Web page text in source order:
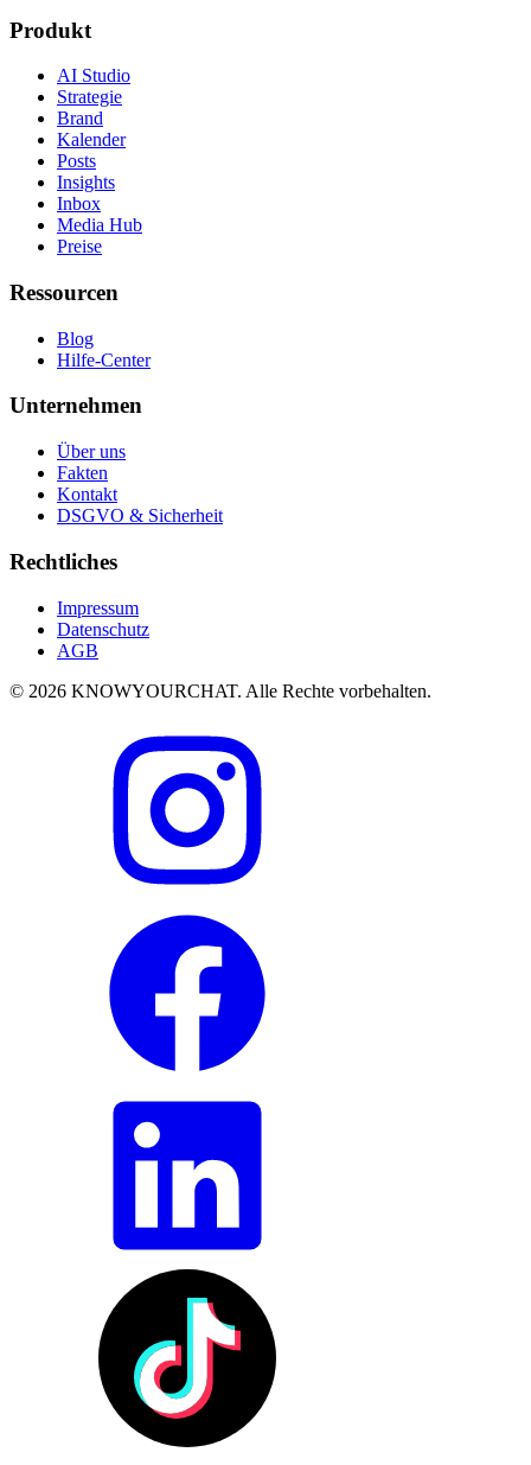
Produkt
AI Studio
Strategie
Brand
Kalender
Posts
Insights
Inbox
Media Hub
Preise
Ressourcen
Blog
Hilfe-Center
Unternehmen
Über uns
Fakten
Kontakt
DSGVO & Sicherheit
Rechtliches
Impressum
Datenschutz
AGB
© 2026 KNOWYOURCHAT. Alle Rechte vorbehalten.